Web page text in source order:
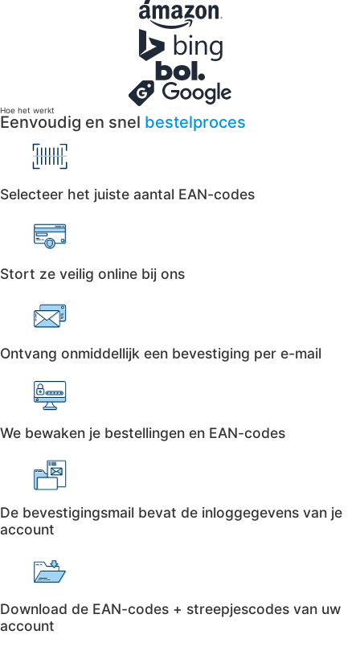
Hoe het werkt
Eenvoudig en snel bestelproces
Selecteer het juiste aantal EAN-codes
Stort ze veilig online bij ons
Ontvang onmiddellijk een bevestiging per e-mail
We bewaken je bestellingen en EAN-codes
De bevestigingsmail bevat de inloggegevens van je
account
Download de EAN-codes + streepjescodes van uw
account